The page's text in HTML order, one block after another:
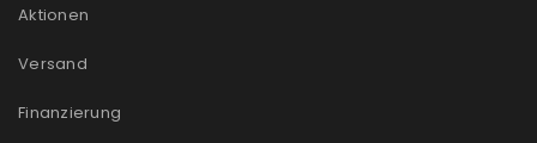
Aktionen
Versand
Finanzierung